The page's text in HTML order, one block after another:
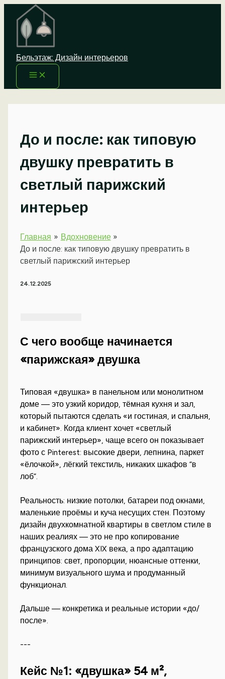
Перейти
содержимому
Бельэтаж: Дизайн интерьеров
До и после: как типовую
двушку превратить в
светлый парижский
интерьер
Главная
Вдохновение
До и после: как типовую двушку превратить в
светлый парижский интерьер
24.12.2025
С чего вообще начинается
«парижская» двушка
Типовая «двушка» в панельном или монолитном
доме — это узкий коридор, тёмная кухня и зал,
который пытаются сделать «и гостиная, и спальня,
и кабинет». Когда клиент хочет «светлый
парижский интерьер», чаще всего он показывает
фото с Pinterest: высокие двери, лепнина, паркет
«ёлочкой», лёгкий текстиль, никаких шкафов “в
лоб”.
Реальность: низкие потолки, батареи под окнами,
маленькие проёмы и куча несущих стен. Поэтому
дизайн двухкомнатной квартиры в светлом стиле в
наших реалиях — это не про копирование
французского дома XIX века, а про адаптацию
принципов: свет, пропорции, нюансные оттенки,
минимум визуального шума и продуманный
функционал.
Дальше — конкретика и реальные истории «до/
после».
---
Кейс №1: «двушка» 54 м²,